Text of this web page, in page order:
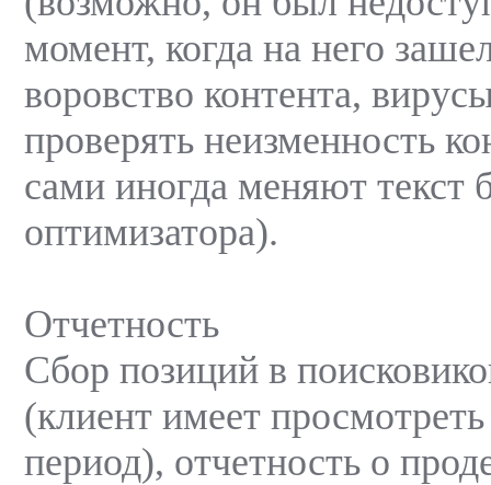
момент, когда на него
воровство контента,
проверять неизменность
сами иногда меняют текст
оптимизатора).
Отчетность
Сбор позиций в
(клиент имеет просмотреть
период), отчетность о